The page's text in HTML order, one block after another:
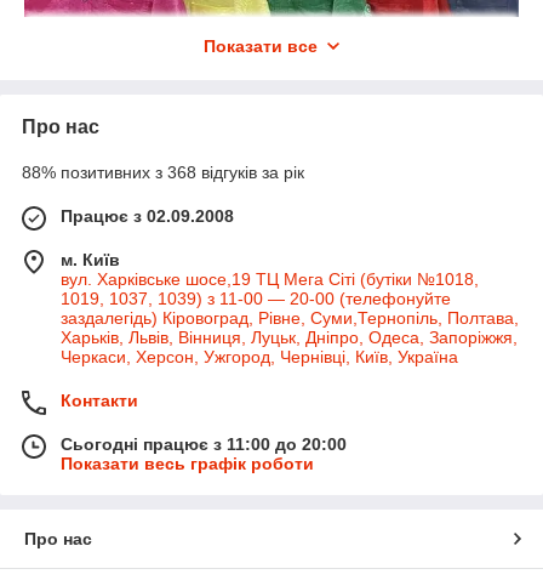
Показати все
Про нас
88% позитивних з 368 відгуків за рік
Працює з 02.09.2008
м. Київ
вул. Харківське шосе,19 ТЦ Мега Сіті (бутіки №1018,
1019, 1037, 1039) з 11-00 — 20-00 (телефонуйте
заздалегідь) Кіровоград, Рівне, Суми,Тернопіль, Полтава,
Харьків, Львів, Вінниця, Луцьк, Дніпро, Одеса, Запоріжжя,
Черкаси, Херсон, Ужгород, Чернівці, Київ, Україна
Контакти
Сьогодні працює з 11:00 до 20:00
Показати весь графік роботи
Про нас